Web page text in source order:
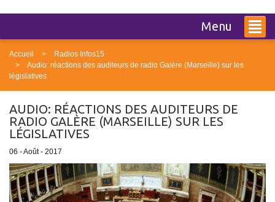
Menu
Accueil
Radios Infos15
Audio: réactions des auditeurs de radio Galère (Marseille) sur les
législatives
AUDIO: RÉACTIONS DES AUDITEURS DE
RADIO GALÈRE (MARSEILLE) SUR LES
LÉGISLATIVES
06 - Août - 2017